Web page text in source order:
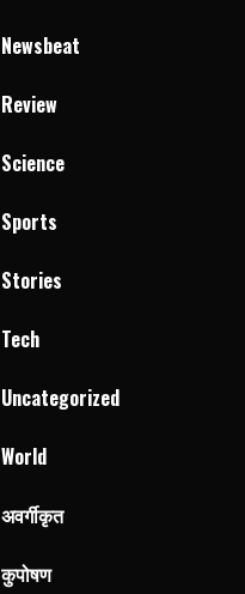
Newsbeat
Review
Science
Sports
Stories
Tech
Uncategorized
World
अवर्गीकृत
कुपोषण